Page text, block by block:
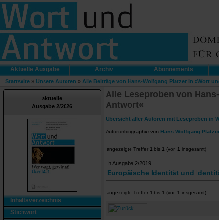
Aktuelle Ausgabe Archiv Abonnements
Startseite » Unsere Autoren » Alle Beiträge von Hans-Wolfgang Platzer in »Wort
aktuelle
Ausgabe 2/2026
Inhaltsverzeichnis
Stichwort
Alle Leseproben von
Antwort«
Übersicht aller Autoren mit Leseproben in
Autorenbiographie von Hans-Wolfgang Platzer
angezeigte Treffer 1 bis 1 (von 1 insgesamt)
In Ausgabe 2/2019
Europäische Identität und
angezeigte Treffer 1 bis 1 (von 1 insgesamt)